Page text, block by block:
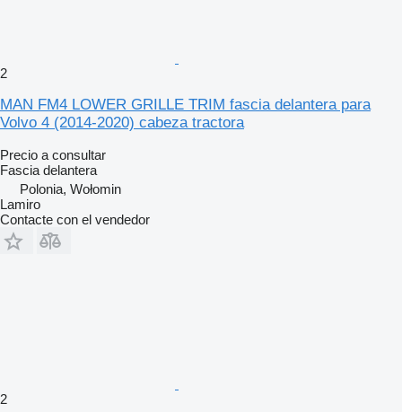
2
MAN FM4 LOWER GRILLE TRIM fascia delantera para
Volvo 4 (2014-2020) cabeza tractora
Precio a consultar
Fascia delantera
Polonia, Wołomin
Lamiro
Contacte con el vendedor
2